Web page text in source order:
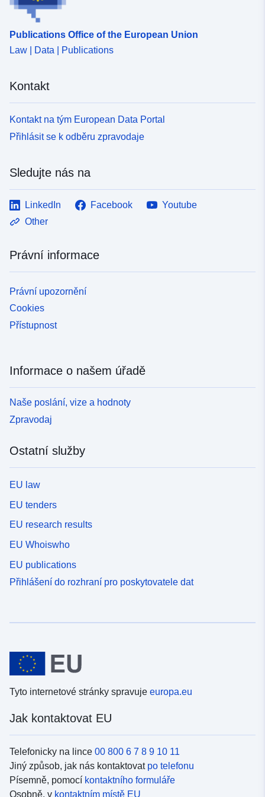
Publications Office of the European Union
Law | Data | Publications
Kontakt
Kontakt na tým European Data Portal
Přihlásit se k odběru zpravodaje
Sledujte nás na
LinkedIn Facebook
Youtube
Other
Právní informace
Právní upozornění
Cookies
Přístupnost
Informace o našem úřadě
Naše poslání, vize a hodnoty
Zpravodaj
Ostatní služby
EU law
EU tenders
EU research results
EU Whoiswho
EU publications
Přihlášení do rozhraní pro poskytovatele dat
Tyto internetové stránky spravuje europa.eu
Jak kontaktovat EU
Telefonicky na lince 00 800 6 7 8 9 10 11
Jiný způsob, jak nás kontaktovat po telefonu
Písemně, pomocí kontaktního formuláře
Osobně, v kontaktním místě EU